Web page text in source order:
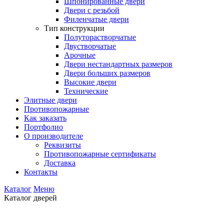
Двери с резьбой
Филенчатые двери
Тип конструкции
Полуторастворчатые
Двустворчатые
Арочные
Двери нестандартных размеров
Двери больших размеров
Высокие двери
Технические
Элитные двери
Противопожарные
Как заказать
Портфолио
О производителе
Реквизиты
Противопожарные сертификаты
Доставка
Контакты
Каталог Меню
Каталог дверей